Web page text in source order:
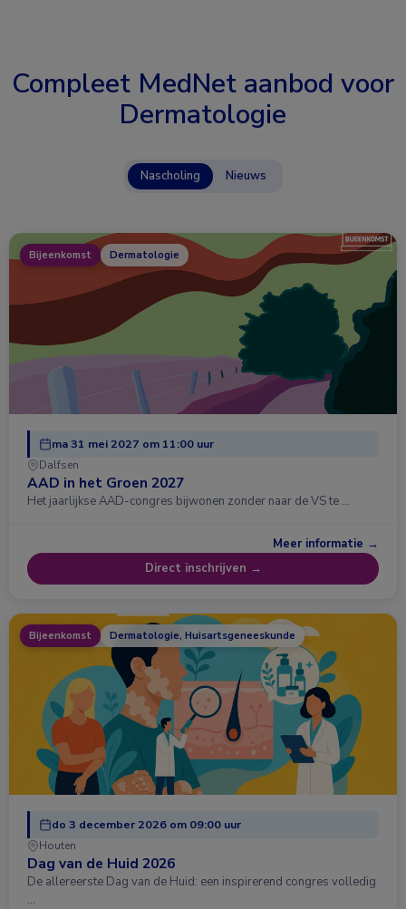
Compleet MedNet aanbod voor
Dermatologie
Nascholing Nieuws
Bijeenkomst Dermatologie
ma 31 mei 2027 om 11:00 uur
Dalfsen
AAD in het Groen 2027
Het jaarlijkse AAD-congres bijwonen zonder naar de VS te …
Meer informatie →
Direct inschrijven →
Bijeenkomst Dermatologie, Huisartsgeneeskunde
do 3 december 2026 om 09:00 uur
Houten
Dag van de Huid 2026
De allereerste Dag van de Huid: een inspirerend congres volledig
…